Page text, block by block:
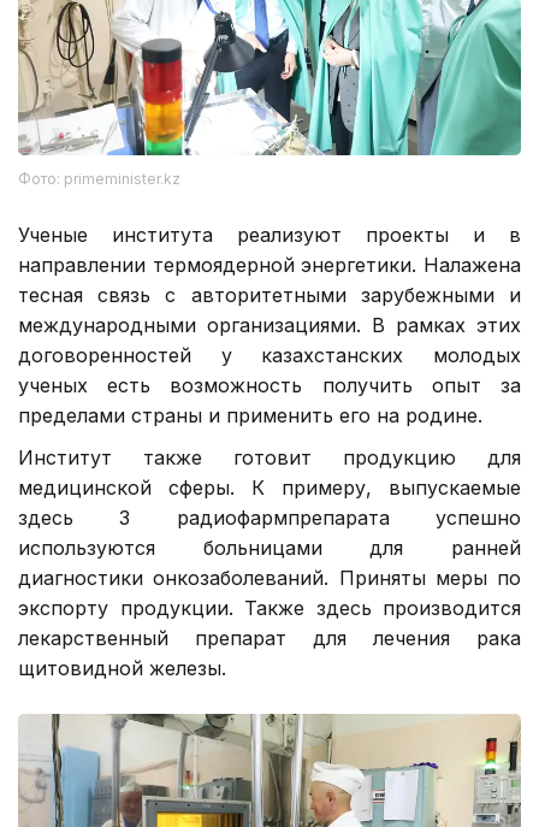
Фото: primeminister.kz
Ученые института реализуют проекты и в
направлении термоядерной энергетики. Налажена
тесная связь с авторитетными зарубежными и
международными организациями. В рамках этих
договоренностей у казахстанских молодых
ученых есть возможность получить опыт за
пределами страны и применить его на родине.
Институт также готовит продукцию для
медицинской сферы. К примеру, выпускаемые
здесь 3 радиофармпрепарата успешно
используются больницами для ранней
диагностики онкозаболеваний. Приняты меры по
экспорту продукции. Также здесь производится
лекарственный препарат для лечения рака
щитовидной железы.